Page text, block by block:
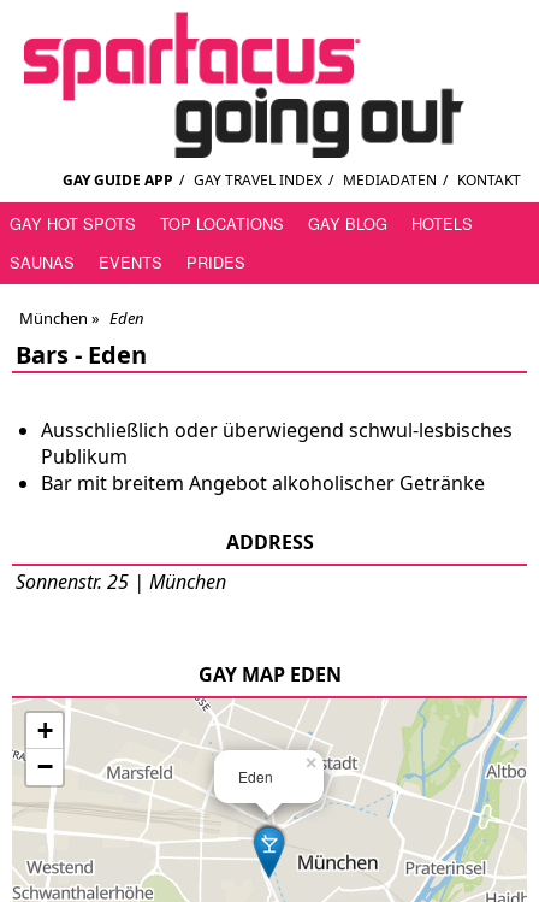
GAY GUIDE APP / GAY TRAVEL INDEX / MEDIADATEN / KONTAKT
GAY HOT SPOTS TOP LOCATIONS GAY BLOG
HOTELS
SAUNAS
EVENTS PRIDES
München » Eden
Bars - Eden
Ausschließlich oder überwiegend schwul-lesbisches
Publikum
Bar mit breitem Angebot alkoholischer Getränke
ADDRESS
Sonnenstr. 25 | München
GAY MAP EDEN
Eden
×
+
−